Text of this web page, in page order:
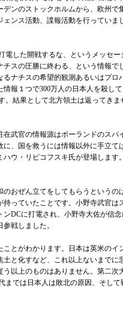
ンのストックホルムから、欧州で
ンス活動、諜報活動を行っていま
した開戦するな、というメッセー
スの圧勝に終わる、という情報で
ナチスの希望的観測あるいはプロ
報１つで300万人の日本人を殺し
結果として北方領土は返ってき
武官の情報源はポーランドのスパ
、国を救うには情報以外に手立て
ウ・リビコフスキ氏が登場します
おぜん立てをしてもらうというの
っていたことです。小野寺武官は
DCに打電され、小野寺大佐が信
参戦しました。
とがわかります。日本は英米のイ
と化すなど、これ以上ないまでに
以上のものはありません。第二次
では日本人は敗北の原因、そし